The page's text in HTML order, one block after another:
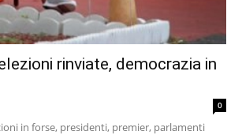
rinviate, democrazia in
0
in forse, presidenti, premier, parlamenti